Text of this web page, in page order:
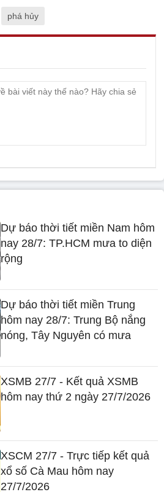
phá hủy
Dự báo thời tiết miền Nam hôm
nay 28/7: TP.HCM mưa to diện
rộng
Dự báo thời tiết miền Trung
hôm nay 28/7: Trung Bộ nắng
nóng, Tây Nguyên có mưa
XSMB 27/7 - Kết quả XSMB
hôm nay thứ 2 ngày 27/7/2026
XSCM 27/7 - Trực tiếp kết quả
xổ số Cà Mau hôm nay
27/7/2026